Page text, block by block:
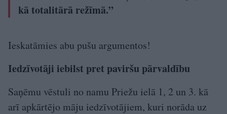
kā totalitārā režīmā.”
Ieskatāmies abu pušu argumentos!
Iedzīvotāji iebilst pret paviršu pārvaldību
Saņēmu vēstuli no namu Priežu ielā 1, 2 un 3. kā
arī apkārtējo māju iedzīvotājiem, kuri norāda uz